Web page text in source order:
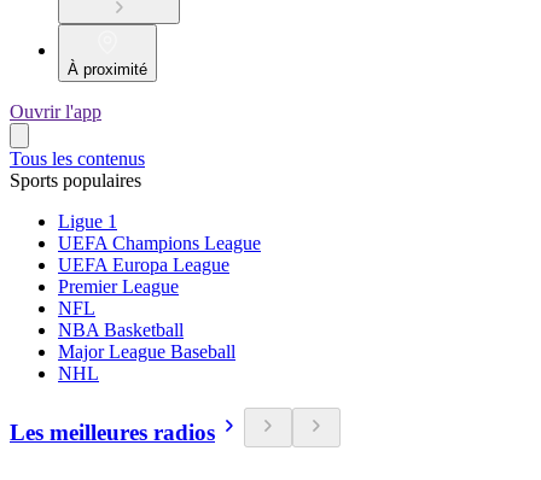
À proximité
Ouvrir l'app
Tous les contenus
Sports populaires
Ligue 1
UEFA Champions League
UEFA Europa League
Premier League
NFL
NBA Basketball
Major League Baseball
NHL
Les meilleures radios